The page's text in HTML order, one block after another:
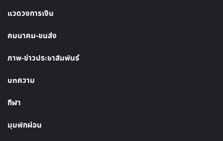
แวดวงการเงิน
คมนาคม-ขนส่ง
ภาพ-ข่าวประชาสัมพันธ์
บทความ
กีฬา
มุมพักผ่อน